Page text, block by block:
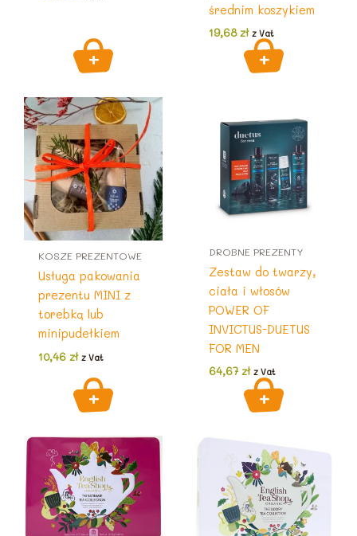
średnim koszykiem
19,68zł z Vat
KOSZE PREZENTOWE
Usługa pakowania
prezentu MINI z
torebką lub
minipudełkiem
10,46 zł z Vat
DROBNE PREZENTY
Zestaw do twarzy,
ciała i włosów
POWER OF
INVICTUS-DUETUS
FOR MEN
64,67zł z Vat